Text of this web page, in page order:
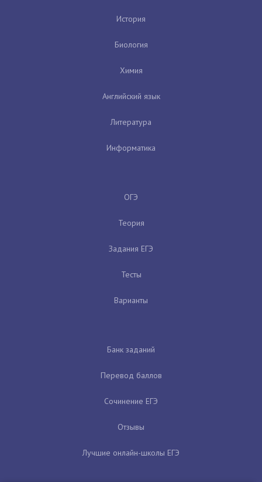
История
Биология
Химия
Английский язык
Литература
Информатика
ОГЭ
Теория
Задания ЕГЭ
Тесты
Варианты
Банк заданий
Перевод баллов
Сочинение ЕГЭ
Отзывы
Лучшие онлайн-школы ЕГЭ